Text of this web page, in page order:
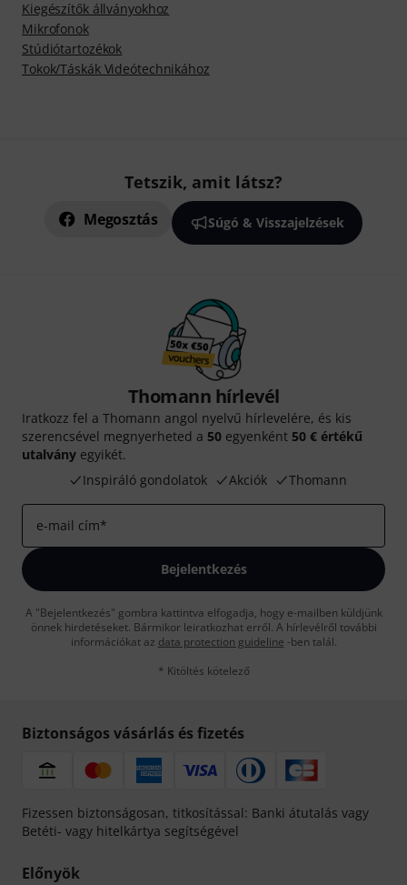
Kiegészítők állványokhoz
Mikrofonok
Stúdiótartozékok
Tokok/Táskák Videótechnikához
Tetszik, amit látsz?
Megosztás Súgó & Visszajelzések
Thomann hírlevél
Iratkozz fel a Thomann angol nyelvű hírlevelére, és kis
szerencsével megnyerheted a 50 egyenként 50 € értékű
utalvány egyikét.
Inspiráló gondolatok
Akciók Thomann
e-mail cím*
Bejelentkezés
A "Bejelentkezés" gombra kattintva elfogadja, hogy e-mailben küldjünk
önnek hirdetéseket. Bármikor leiratkozhat erről. A hírlevélről további
információkat az data protection guideline -ben talál.
* Kitöltés kötelező
Biztonságos vásárlás és fizetés
Fizessen biztonságosan, titkosítással: Banki átutalás vagy
Betéti- vagy hitelkártya segítségével
Előnyök